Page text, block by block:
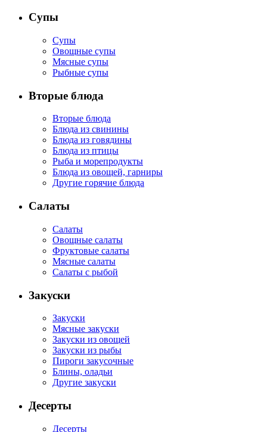
Супы
Супы
Овощные супы
Мясные супы
Рыбные супы
Вторые блюда
Вторые блюда
Блюда из свинины
Блюда из говядины
Блюда из птицы
Рыба и морепродукты
Блюда из овощей, гарниры
Другие горячие блюда
Салаты
Салаты
Овощные салаты
Фруктовые салаты
Мясные салаты
Салаты с рыбой
Закуски
Закуски
Мясные закуски
Закуски из овощей
Закуски из рыбы
Пироги закусочные
Блины, оладьи
Другие закуски
Десерты
Десерты